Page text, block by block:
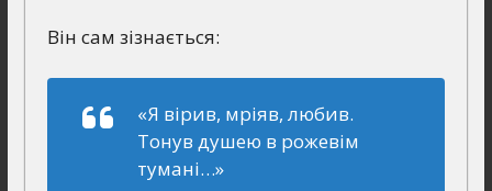
Він сам зізнається:
«Я вірив, мріяв, любив.
Тонув душею в рожевім
тумані…»